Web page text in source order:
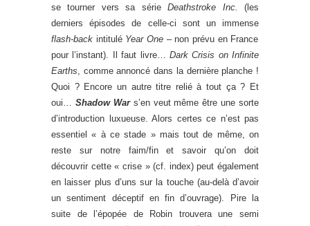
se tourner vers sa sérieDeathstroke Inc.
(les
derniers épisodes de celle-ci sont un immense
flash-back intitulé Year One – non prévu en France
pour l’instant). Il faut livre… Dark Crisis on Infinite
Earths, comme annoncé dans la dernière planche !
Quoi ? Encore un autre titre relié à tout ça ? Et
oui… Shadow Wars’en veut même être une sorte
d’introduction luxueuse. Alors certes ce n’est pas
essentiel « à ce stade » mais tout de même, on
reste sur notre faim/fin et savoir qu’on doit
découvrir cette « crise » (cf. index) peut également
en laisser plus d’uns sur la touche (au-delà d’avoir
un sentiment déceptif en fin d’ouvrage). Pire la
suite de l’épopée de Robin trouvera une semi